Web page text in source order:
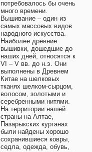
потребовалось бы очень
много времени.
Вышивание – один из
самых массовых видов
народного искусства.
Наиболее древние
вышивки, дошедшие до
наших дней, относятся к
VI – V вв. до н.э. Они
выполнены в Древнем
Китае на шелковых
тканях шелком-сырцом,
волосом, золотыми и
серебренными нитями.
На территории нашей
страны на Алтае,
Пазарыкских курганах
были найдены хорошо
сохранившиеся ковры,
седла, одежда, обувь,